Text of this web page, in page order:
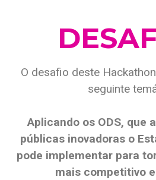
O desafio deste
seguinte
Aplicando os ODS, que
públicas inovadoras o
pode implementar para
mais competitivo